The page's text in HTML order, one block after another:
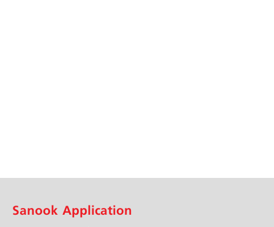
Sanook Application